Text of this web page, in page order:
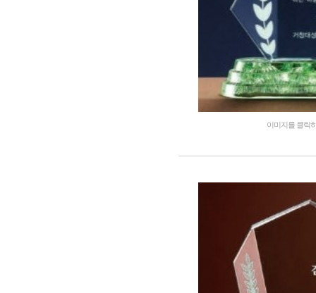
이미지를 클릭